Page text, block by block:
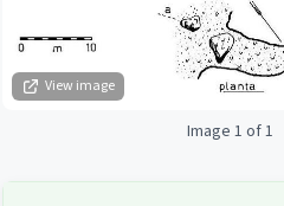
View image
Image 1 of 1